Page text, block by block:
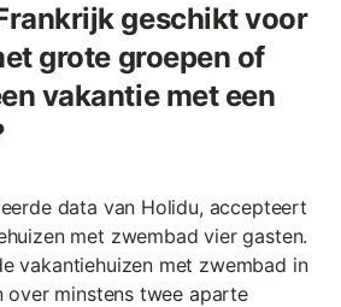
geschikt voor
grote groepen of
vakantie met een
data van Holidu, accepteert
met zwembad vier gasten.
vakantiehuizen met zwembad in
over minstens twee aparte